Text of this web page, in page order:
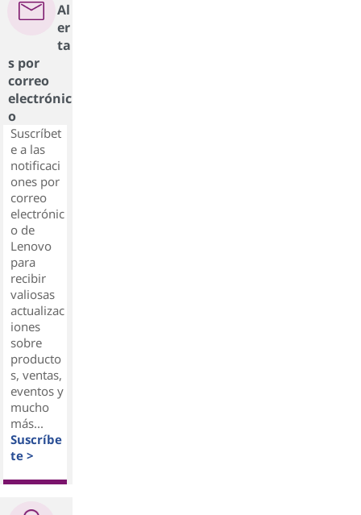
Al
er
ta
s por
correo
electrónic
o
Suscríbet
e a las
notificaci
ones por
correo
electrónic
o de
Lenovo
para
recibir
valiosas
actualizac
iones
sobre
producto
s, ventas,
eventos y
mucho
más...
Suscríbe
te >